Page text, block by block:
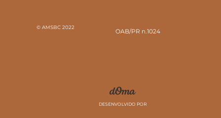
© AMSBC 2022
OAB/PR n.1024
DESENVOLVIDO POR